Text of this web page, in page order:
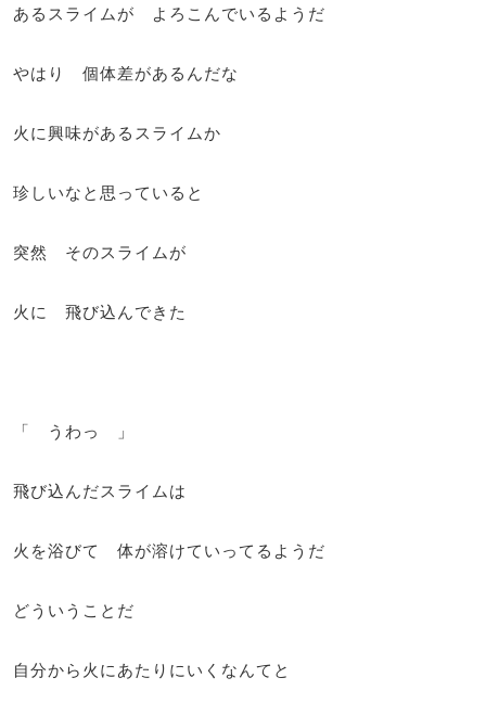
あるスライムが よろこんでいるようだ
やはり 個体差があるんだな
火に興味があるスライムか
珍しいなと思っていると
突然 そのスライムが
火に 飛び込んできた
「 うわっ 」
飛び込んだスライムは
火を浴びて 体が溶けていってるようだ
どういうことだ
自分から火にあたりにいくなんてと